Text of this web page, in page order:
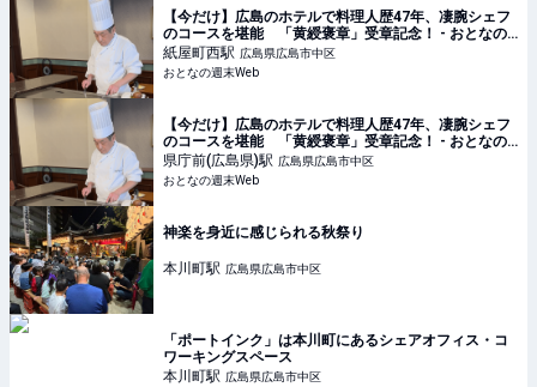
【今だけ】広島のホテルで料理人歴47年、凄腕シェフ
のコースを堪能 「黄綬褒章」受章記念！ - おとなの
週末Web
紙屋町西駅 広島県広島市中区
おとなの週末Web
【今だけ】広島のホテルで料理人歴47年、凄腕シェフ
のコースを堪能 「黄綬褒章」受章記念！ - おとなの
週末Web
県庁前(広島県)駅 広島県広島市中区
おとなの週末Web
神楽を身近に感じられる秋祭り
本川町駅 広島県広島市中区
「ポートインク」は本川町にあるシェアオフィス・コ
ワーキングスペース
本川町駅 広島県広島市中区